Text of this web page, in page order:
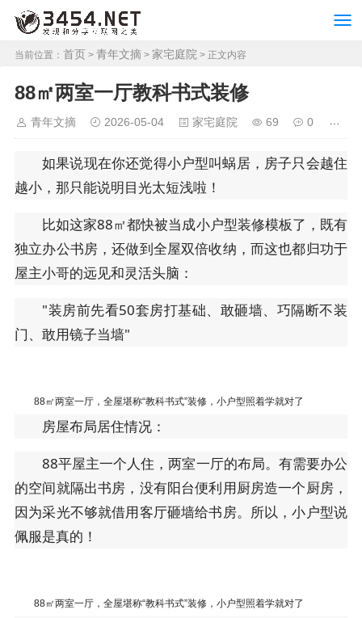
当前位置： 首页 > 青年文摘 > 家宅庭院 > 正文内容
88㎡两室一厅教科书式装修
青年文摘 2026-05-04 家宅庭院 69 0
如果说现在你还觉得小户型叫蜗居，房子只会越住
越小，那只能说明目光太短浅啦！
比如这家88㎡都快被当成小户型装修模板了，既有
独立办公书房，还做到全屋双倍收纳，而这也都归功于
屋主小哥的远见和灵活头脑：
"装房前先看50套房打基础、敢砸墙、巧隔断不装
门、敢用镜子当墙"
88㎡两室一厅，全屋堪称“教科书式”装修，小户型照着学就对了
房屋布局居住情况：
88平屋主一个人住，两室一厅的布局。有需要办公
的空间就隔出书房，没有阳台便利用厨房造一个厨房，
因为采光不够就借用客厅砸墙给书房。所以，小户型说
佩服是真的！
88㎡两室一厅，全屋堪称“教科书式”装修，小户型照着学就对了